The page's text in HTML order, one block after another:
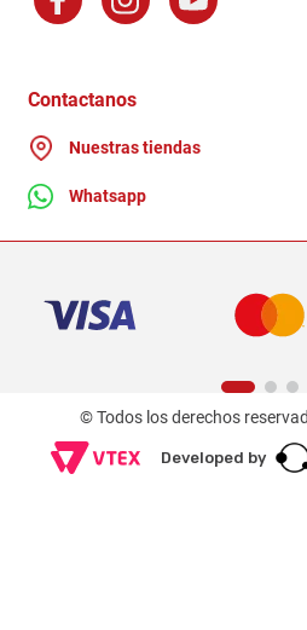
Factura Electronica
Ganadores - Promociones
Contactanos
Nuestras tiendas
Whatsapp
© Todos los derechos
Developed by